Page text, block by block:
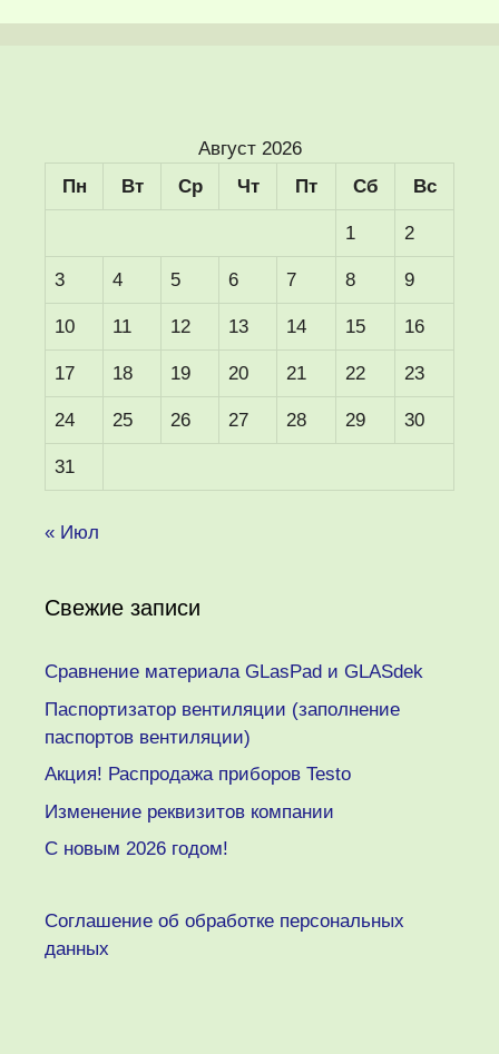
Август 2026
Пн
Вт Ср Чт Пт Сб Вс
1 2
3 4 5 6 7 8 9
10 11 12 13 14 15 16
17 18 19 20 21 22 23
24 25 26 27 28 29 30
31
« Июл
Свежие записи
Сравнение материала GLasPad и GLASdek
Паспортизатор вентиляции (заполнение
паспортов вентиляции)
Акция! Распродажа приборов Testo
Изменение реквизитов компании
C новым 2026 годом!
Соглашение об обработке персональных
данных